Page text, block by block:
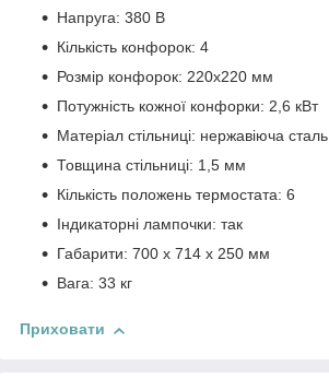
Напруга: 380 В
Кількість конфорок: 4
Розмір конфорок: 220х220 мм
Потужність кожної конфорки: 2,6 кВт
Матеріал стільниці: нержавіюча сталь
Товщина стільниці: 1,5 мм
Кількість положень термостата: 6
Індикаторні лампочки: так
Габарити: 700 x 714 x 250 мм
Вага: 33 кг
Приховати